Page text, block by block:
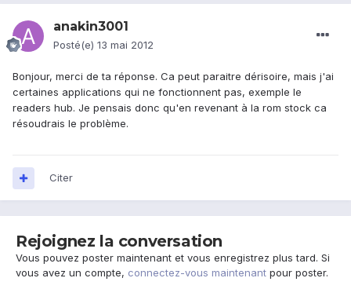
anakin3001
Posté(e) 13 mai 2012
Bonjour, merci de ta réponse. Ca peut paraitre dérisoire, mais j'ai
certaines applications qui ne fonctionnent pas, exemple le
readers hub. Je pensais donc qu'en revenant à la rom stock ca
résoudrais le problème.
Citer
Rejoignez la conversation
Vous pouvez poster maintenant et vous enregistrez plus tard. Si
vous avez un compte, connectez-vous maintenant pour poster.